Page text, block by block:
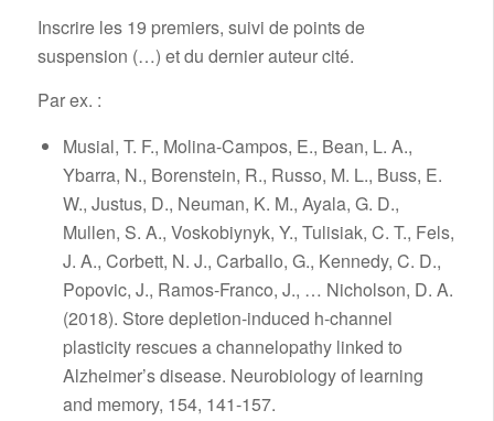
Inscrire les 19 premiers, suivi de points de
suspension (…) et du dernier auteur cité.
Par ex. :
Musial, T. F., Molina-Campos, E., Bean, L. A.,
Ybarra, N., Borenstein, R., Russo, M. L., Buss, E.
W., Justus, D., Neuman, K. M., Ayala, G. D.,
Mullen, S. A., Voskobiynyk, Y., Tulisiak, C. T., Fels,
J. A., Corbett, N. J., Carballo, G., Kennedy, C. D.,
Popovic, J., Ramos-Franco, J., … Nicholson, D. A.
(2018). Store depletion-induced h-channel
plasticity rescues a channelopathy linked to
Alzheimer’s disease. Neurobiology of learning
and memory, 154, 141-157.